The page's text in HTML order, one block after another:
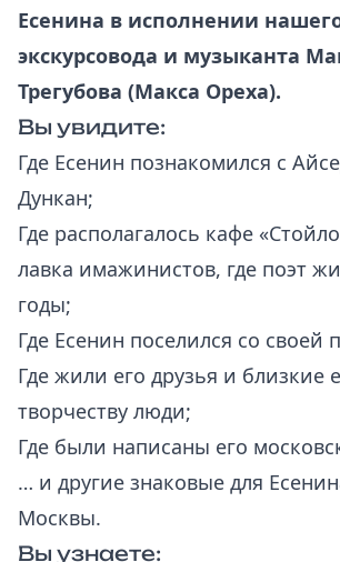
Есенина в исполнении
экскурсовода и музыканта
Трегубова (Макса Ореха).
Вы увидите:
Где Есенин познакомился с
Дункан;
Где располагалось кафе
лавка имажинистов, где поэт
годы;
Где Есенин поселился со своей
Где жили его друзья и близкие
творчеству люди;
Где были написаны его
… и другие знаковые для
Москвы.
Вы узнаете: